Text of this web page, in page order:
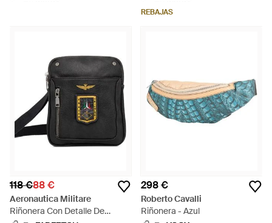
REBAJAS
118 €88 €
Aeronautica Militare
Riñonera Con Detalle De
298 €
Roberto Cavalli
Riñonera - Azul